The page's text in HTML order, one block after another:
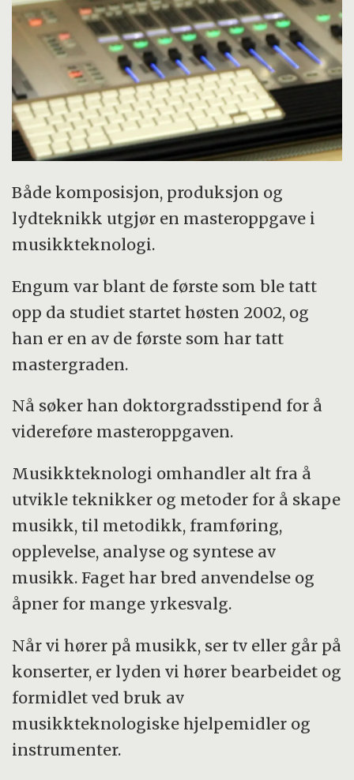
Både komposisjon, produksjon og
lydteknikk utgjør en masteroppgave i
musikkteknologi.
Engum var blant de første som ble tatt
opp da studiet startet høsten 2002, og
han er en av de første som har tatt
mastergraden.
Nå søker han doktorgradsstipend for å
videreføre masteroppgaven.
Musikkteknologi omhandler alt fra å
utvikle teknikker og metoder for å skape
musikk, til metodikk, framføring,
opplevelse, analyse og syntese av
musikk. Faget har bred anvendelse og
åpner for mange yrkesvalg.
Når vi hører på musikk, ser tv eller går på
konserter, er lyden vi hører bearbeidet og
formidlet ved bruk av
musikkteknologiske hjelpemidler og
instrumenter.